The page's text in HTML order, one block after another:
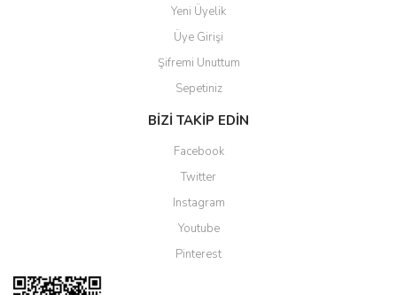
Yeni Üyelik
Üye Girişi
Şifremi Unuttum
Sepetiniz
BİZİ TAKİP EDİN
Facebook
Twitter
Instagram
Youtube
Pinterest